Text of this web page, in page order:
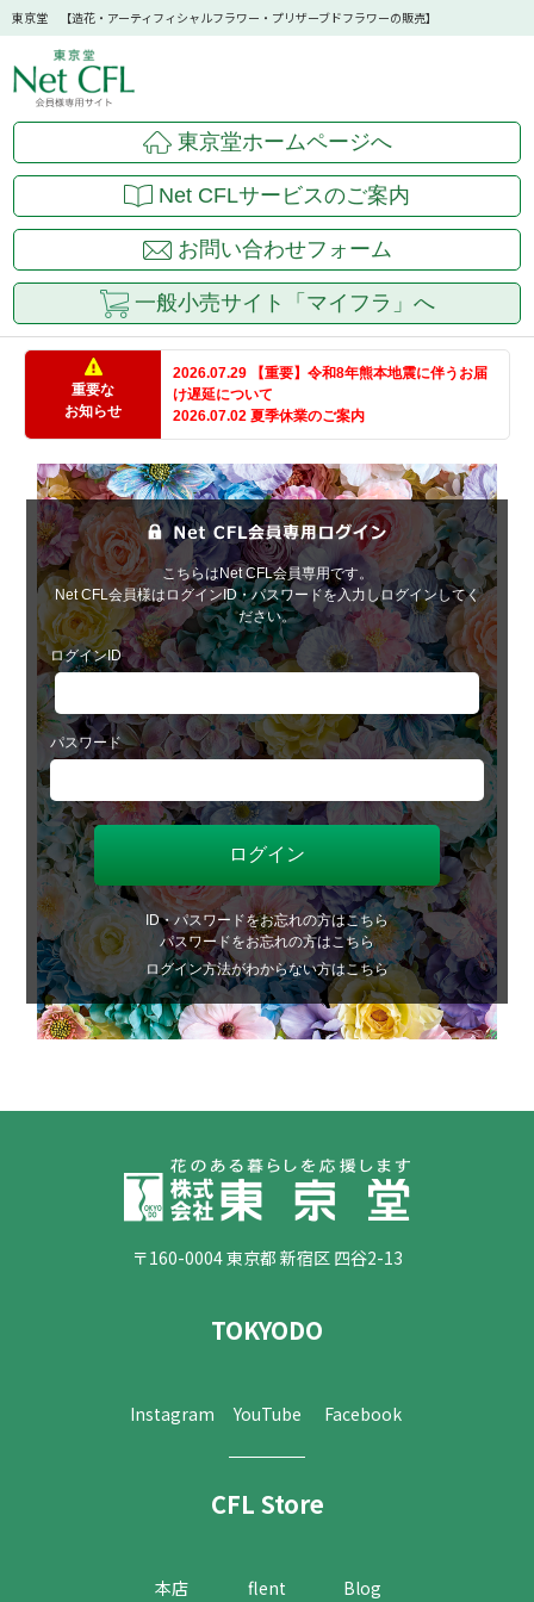
東京堂 【造花・アーティフィシャルフラワー・プリザーブドフラワーの販売】
東京堂ホームページへ
Net CFLサービスのご案内
お問い合わせフォーム
一般小売サイト「マイフラ」へ
重要な
お知らせ
2026.07.29 【重要】令和8年熊本地震に伴うお届
け遅延について
2026.07.02 夏季休業のご案内
こちらはNet CFL会員専用です。
Net CFL会員様はログインID・パスワードを入力しログインしてく
ださい。
ログインID
パスワード
ID・パスワードをお忘れの方はこちら
パスワードをお忘れの方はこちら
ログイン方法がわからない方はこちら
〒160-0004 東京都 新宿区 四谷2-13
TOKYODO
Instagram YouTube Facebook
CFL Store
本店 flent Blog